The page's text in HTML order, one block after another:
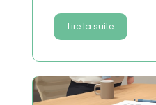
Lire la suite